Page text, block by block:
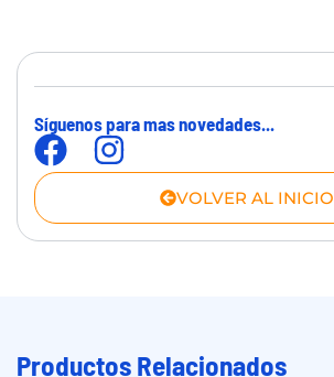
Síguenos para mas novedades...
VOLVER AL INICIO
Productos Relacionados